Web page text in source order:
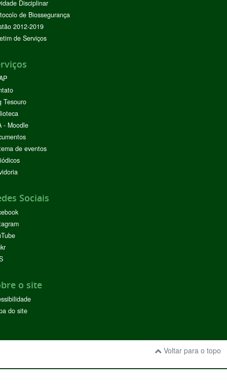
Disciplinar
de Biossegurança
2012-2019
de Serviços
Tesouro
- Moodle
de eventos
Sociais
o site
do site
Voltar para o topo